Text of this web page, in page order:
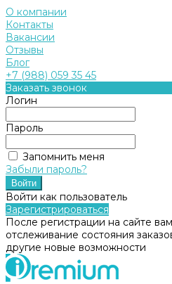
О компании
Контакты
Вакансии
Отзывы
Блог
+7 (988) 059 35 45
Заказать звонок
Логин
Пароль
Запомнить меня
Забыли пароль?
Войти как пользователь
Зарегистрироваться
После регистрации на сайте
отслеживание состояния
другие новые возможности